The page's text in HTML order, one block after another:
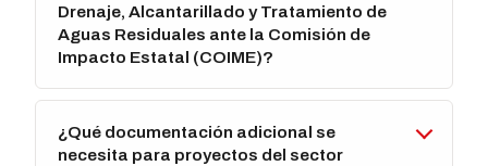
Drenaje, Alcantarillado y Tratamiento de
Aguas Residuales ante la Comisión de
Impacto Estatal (COIME)?
¿Qué documentación adicional se
necesita para proyectos del sector